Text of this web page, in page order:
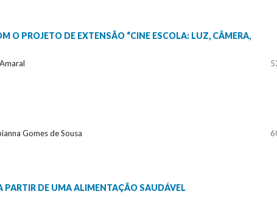
O PROJETO DE EXTENSÃO “CINE ESCOLA: LUZ, CÂMERA,
Gomes de Sousa
PARTIR DE UMA ALIMENTAÇÃO SAUDÁVEL